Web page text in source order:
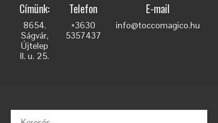
Címünk:
8654.
Ságvár,
Újtelep
II. u. 25.
Telefon
+3630
5357437
E-mail
info@toccomagico.hu
Keresés: